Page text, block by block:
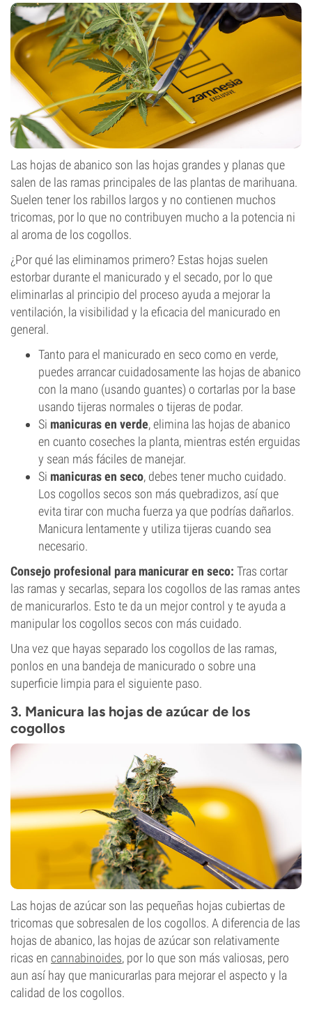
Las hojas de abanico son las hojas grandes y planas que
salen de las ramas principales de las plantas de marihuana.
Suelen tener los rabillos largos y no contienen muchos
tricomas, por lo que no contribuyen mucho a la potencia ni
al aroma de los cogollos.
¿Por qué las eliminamos primero? Estas hojas suelen
estorbar durante el manicurado y el secado, por lo que
eliminarlas al principio del proceso ayuda a mejorar la
ventilación, la visibilidad y la eficacia del manicurado en
general.
Tanto para el manicurado en seco como en verde,
puedes arrancar cuidadosamente las hojas de abanico
con la mano (usando guantes) o cortarlas por la base
usando tijeras normales o tijeras de podar.
Si manicuras en verde, elimina las hojas de abanico
en cuanto coseches la planta, mientras estén erguidas
y sean más fáciles de manejar.
Si manicuras en seco, debes tener mucho cuidado.
Los cogollos secos son más quebradizos, así que
evita tirar con mucha fuerza ya que podrías dañarlos.
Manicura lentamente y utiliza tijeras cuando sea
necesario.
Consejo profesional para manicurar en seco: Tras cortar
las ramas y secarlas, separa los cogollos de las ramas antes
de manicurarlos. Esto te da un mejor control y te ayuda a
manipular los cogollos secos con más cuidado.
Una vez que hayas separado los cogollos de las ramas,
ponlos en una bandeja de manicurado o sobre una
superficie limpia para el siguiente paso.
3. Manicura las hojas de azúcar de los
cogollos
Las hojas de azúcar son las pequeñas hojas cubiertas de
tricomas que sobresalen de los cogollos. A diferencia de las
hojas de abanico, las hojas de azúcar son relativamente
ricas en cannabinoides, por lo que son más valiosas, pero
aun así hay que manicurarlas para mejorar el aspecto y la
calidad de los cogollos.